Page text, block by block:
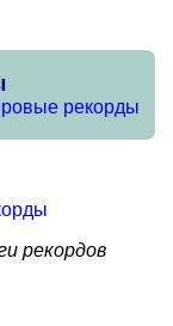
рекорды
рекордов